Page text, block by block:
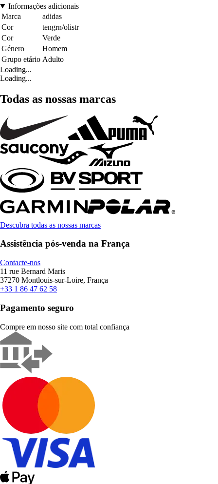
Informações adicionais
Marca
adidas
Cor
tengrn/olistr
Cor
Verde
Género
Homem
Grupo etário Adulto
Loading...
Loading...
Todas as nossas marcas
Descubra todas as nossas marcas
Assistência pós-venda na França
Contacte-nos
11 rue Bernard Maris
37270 Montlouis-sur-Loire, França
+33 1 86 47 62 58
Pagamento seguro
Compre em nosso site com total confiança